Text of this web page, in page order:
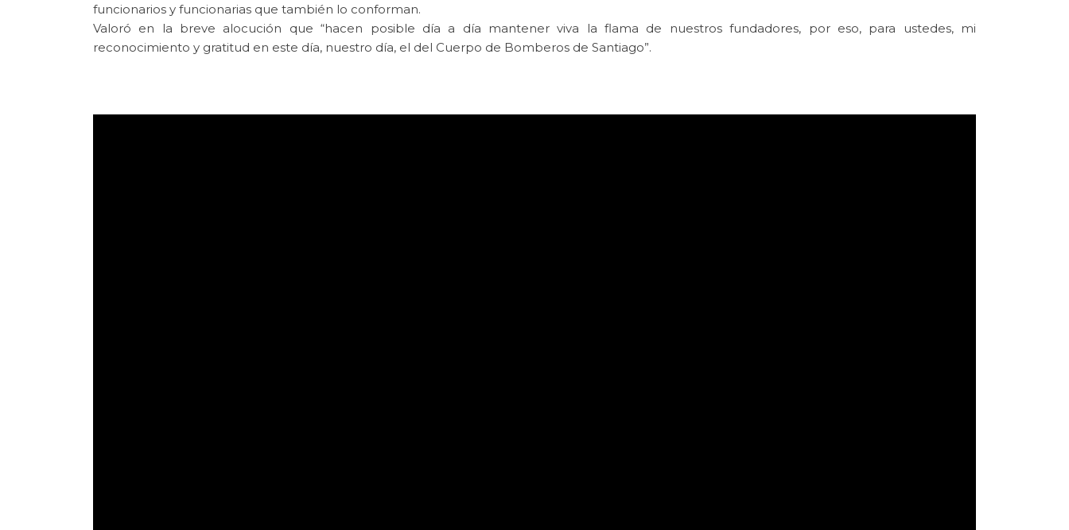
funcionarios y funcionarias que también lo conforman.
Valoró en la breve alocución que “hacen posible día a día mantener viva la flama de nuestros fundadores, por eso, para ustedes, mi
reconocimiento y gratitud en este día, nuestro día, el del Cuerpo de Bomberos de Santiago”.